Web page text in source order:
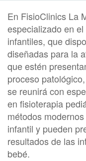
En FisioClinics La
especializado en
infantiles, que
diseñadas para la
que estén
proceso
se reunirá con
en fisioterapia
métodos
infantil y pueden
resultados de las
bebé.